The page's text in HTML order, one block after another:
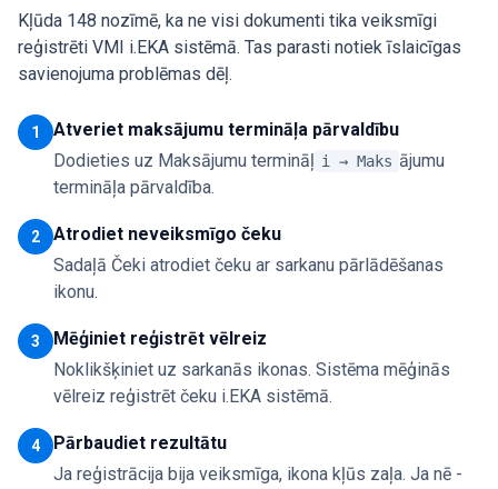
Kļūda 148 nozīmē, ka ne visi dokumenti tika veiksmīgi
reģistrēti VMI i.EKA sistēmā. Tas parasti notiek īslaicīgas
savienojuma problēmas dēļ.
1
Atveriet maksājumu termināļa pārvaldību
Dodieties uz Maksājumu termināļ i → Maks ājumu
termināļa pārvaldība.
2
Atrodiet neveiksmīgo čeku
Sadaļā Čeki atrodiet čeku ar sarkanu pārlādēšanas
ikonu.
3
Mēģiniet reģistrēt vēlreiz
Noklikšķiniet uz sarkanās ikonas. Sistēma mēģinās
vēlreiz reģistrēt čeku i.EKA sistēmā.
4
Pārbaudiet rezultātu
Ja reģistrācija bija veiksmīga, ikona kļūs zaļa. Ja nē -